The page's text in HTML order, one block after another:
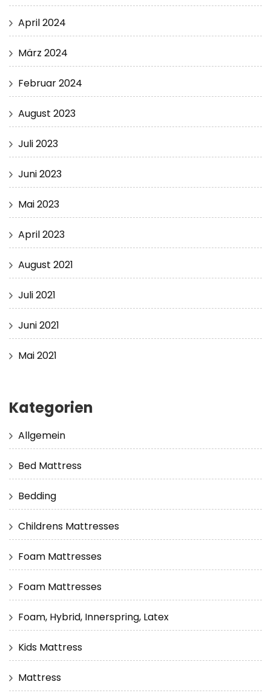
April 2024
März 2024
Februar 2024
August 2023
Juli 2023
Juni 2023
Mai 2023
April 2023
August 2021
Juli 2021
Juni 2021
Mai 2021
Kategorien
Allgemein
Bed Mattress
Bedding
Childrens Mattresses
Foam Mattresses
Foam Mattresses
Foam, Hybrid, Innerspring, Latex
Kids Mattress
Mattress